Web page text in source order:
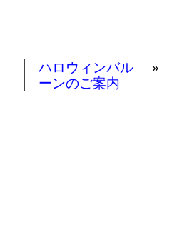
ハロウィンバル
ーンのご案内
»